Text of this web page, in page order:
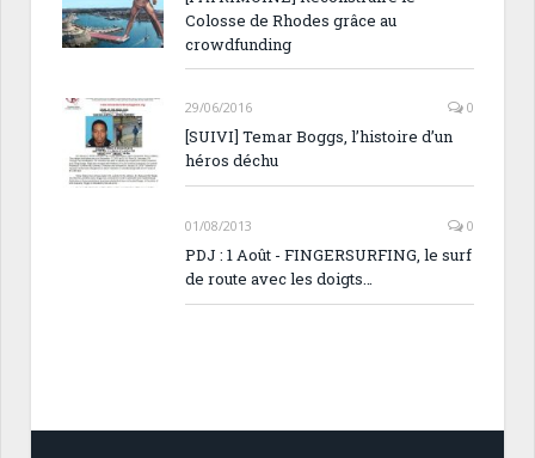
Colosse de Rhodes grâce au
crowdfunding
29/06/2016 0
[SUIVI] Temar Boggs, l’histoire d’un
héros déchu
01/08/2013 0
PDJ : 1 Août - FINGERSURFING, le surf
de route avec les doigts…